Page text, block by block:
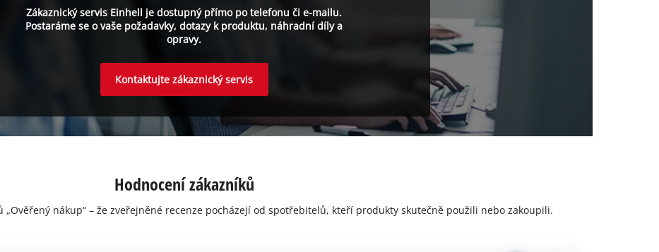
Zákaznický servis Einhell je dostupný přímo po telefonu či e-mailu.
Postaráme se o vaše požadavky, dotazy k produktu, náhradní díly a
opravy.
Kontaktujte zákaznický servis
Hodnocení zákazníků
nákup“ – že zveřejněné recenze pocházejí od spotřebitelů, kteří produkty skutečně použili nebo zakoupili.